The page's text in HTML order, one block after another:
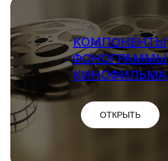
КОМПОНЕНТЫ
ФОНОГРАММЫ
КИНОФИЛЬМА
ОТКРЫТЬ